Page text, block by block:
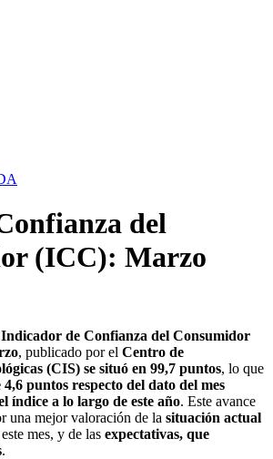
del
(ICC): Marzo
Indicador de Confianza del Consumidor
, publicado por el Centro de
(CIS) se situó en 99,7 puntos, lo que
4,6 puntos respecto del dato del mes
índice a lo largo de este año. Este avance
una mejor valoración de la situación actual
este mes, y de las expectativas, que
.